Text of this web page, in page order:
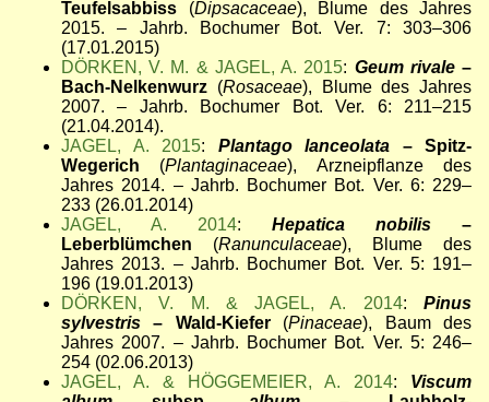
Teufelsabbiss (Dipsacaceae), Blume des Jahres
2015. – Jahrb. Bochumer Bot. Ver. 7: 303–306
(17.01.2015)
DÖRKEN, V. M. & JAGEL, A. 2015: Geum rivale–
Bach-Nelkenwurz (Rosaceae), Blume des Jahres
2007. – Jahrb. Bochumer Bot. Ver. 6: 211–215
(21.04.2014).
JAGEL, A. 2015: Plantago lanceolata – Spitz-
Wegerich (Plantaginaceae), Arzneipflanze des
Jahres 2014. – Jahrb. Bochumer Bot. Ver. 6: 229–
233 (26.01.2014)
JAGEL, A. 2014: Hepatica nobilis –
Leberblümchen (Ranunculaceae), Blume des
Jahres 2013. – Jahrb. Bochumer Bot. Ver. 5: 191–
196 (19.01.2013)
DÖRKEN, V. M. & JAGEL, A. 2014:Pinus
sylvestris– Wald-Kiefer(Pinaceae), Baum des
Jahres 2007. – Jahrb. Bochumer Bot. Ver. 5: 246–
254 (02.06.2013)
JAGEL, A. & HÖGGEMEIER, A. 2014: Viscum